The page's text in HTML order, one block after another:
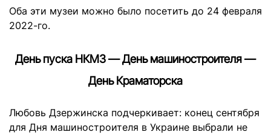
Оба эти музеи можно было посетить до 24 февраля
2022-го.
День пуска НКМЗ — День машиностроителя —
День Краматорска
Любовь Дзержинска подчеркивает: конец сентября
для Дня машиностроителя в Украине выбрали не